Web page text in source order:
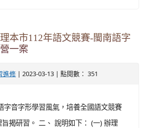
本市112年語文競賽-閩南語字
一案
進修 | 2023-03-13 | 點閱數： 351
字音字形學習風氣，培養全國語文競賽
揭研習。 二、 說明如下： (一) 辦理